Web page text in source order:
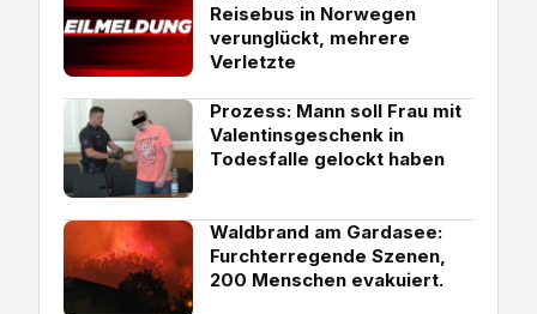
Reisebus in Norwegen
verunglückt, mehrere
Verletzte
Prozess: Mann soll Frau mit
Valentinsgeschenk in
Todesfalle gelockt haben
Waldbrand am Gardasee:
Furchterregende Szenen,
200 Menschen evakuiert.